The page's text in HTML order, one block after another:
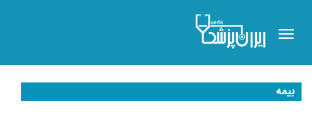
Toggle
navigation
بیمه